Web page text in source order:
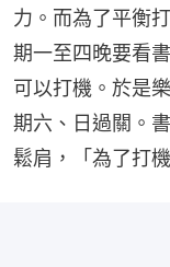
力。而為了平衡
期一至四晚要看
可以打機。於是
期六、日過關。
鬆肩，「為了打